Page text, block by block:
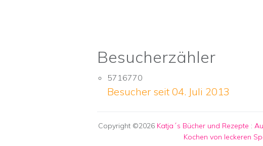
Besucherzähler
5716770
Besucher seit 04. Juli 2013
Copyright ©2026 Katja´s Bücher und Rezepte :
Kochen von leckeren